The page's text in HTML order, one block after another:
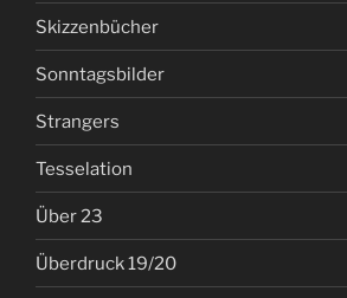
Skizzenbücher
Sonntagsbilder
Strangers
Tesselation
Über 23
Überdruck 19/20